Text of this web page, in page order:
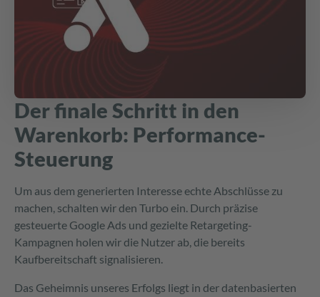
Der finale Schritt in den
Warenkorb: Performance-
Steuerung
Um aus dem generierten Interesse echte Abschlüsse zu
machen, schalten wir den Turbo ein. Durch präzise
gesteuerte Google Ads und gezielte Retargeting-
Kampagnen holen wir die Nutzer ab, die bereits
Kaufbereitschaft signalisieren.
Das Geheimnis unseres Erfolgs liegt in der datenbasierten